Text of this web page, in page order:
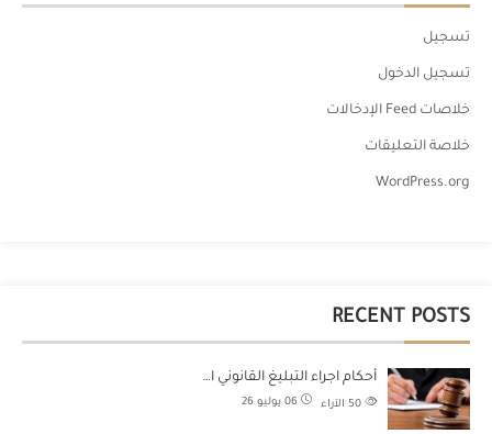
تسجيل
تسجيل الدخول
خلاصات Feed الإدخالات
خلاصة التعليقات
WordPress.org
RECENT POSTS
أحكام اجراء التبليغ القانوني ا…
06 يوليو 26 الآراء